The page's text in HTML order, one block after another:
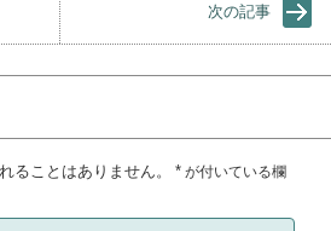
次の記事
ることはありません。 * が付いている欄